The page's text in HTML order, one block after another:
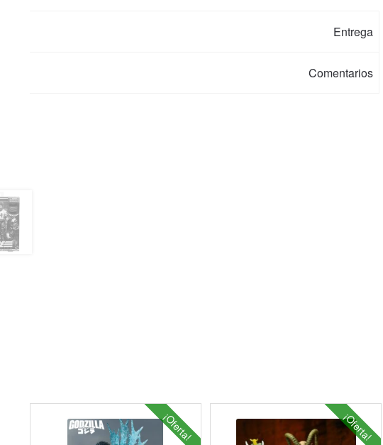
Entrega
Comentarios
¡Oferta! ¡Oferta!